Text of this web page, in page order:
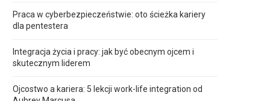
Praca w cyberbezpieczeństwie: oto ścieżka kariery
dla pentestera
Integracja życia i pracy: jak być obecnym ojcem i
skutecznym liderem
Ojcostwo a kariera: 5 lekcji work-life integration od